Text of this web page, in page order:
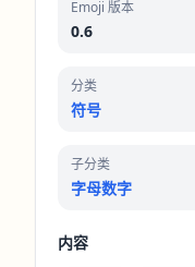
Emoji 版本
0.6
分类
符号
子分类
字母数字
内容